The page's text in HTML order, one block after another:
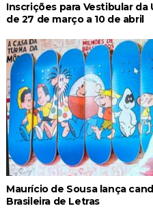
Inscrições para Vestibular
de 27 de março a 10 de abril
Maurício de Sousa lança
Brasileira de Letras